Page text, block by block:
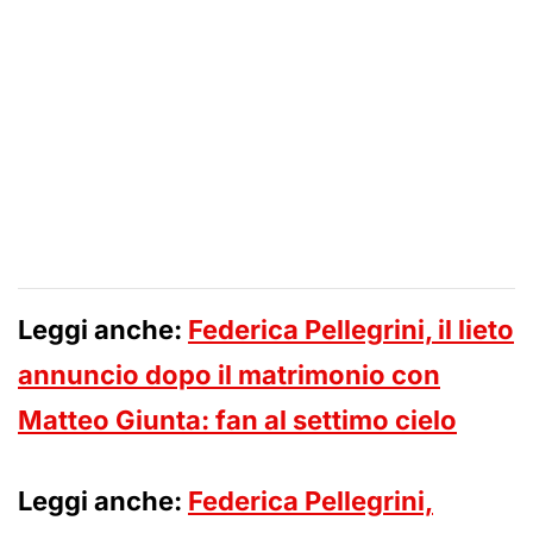
Leggi anche: Federica Pellegrini, il lieto
annuncio dopo il matrimonio con
Matteo Giunta: fan al settimo cielo
Leggi anche: Federica Pellegrini,